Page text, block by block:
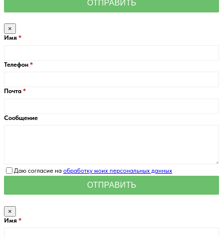
×
Имя
Телефон
Почта
Сообщение
Даю согласие на обработку моих персональных данных
×
Имя